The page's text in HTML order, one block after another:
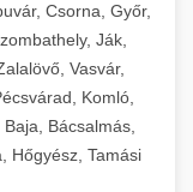
Csorna, Győr,
Ják,
Vasvár,
Komló,
Bácsalmás,
Hőgyész, Tamási